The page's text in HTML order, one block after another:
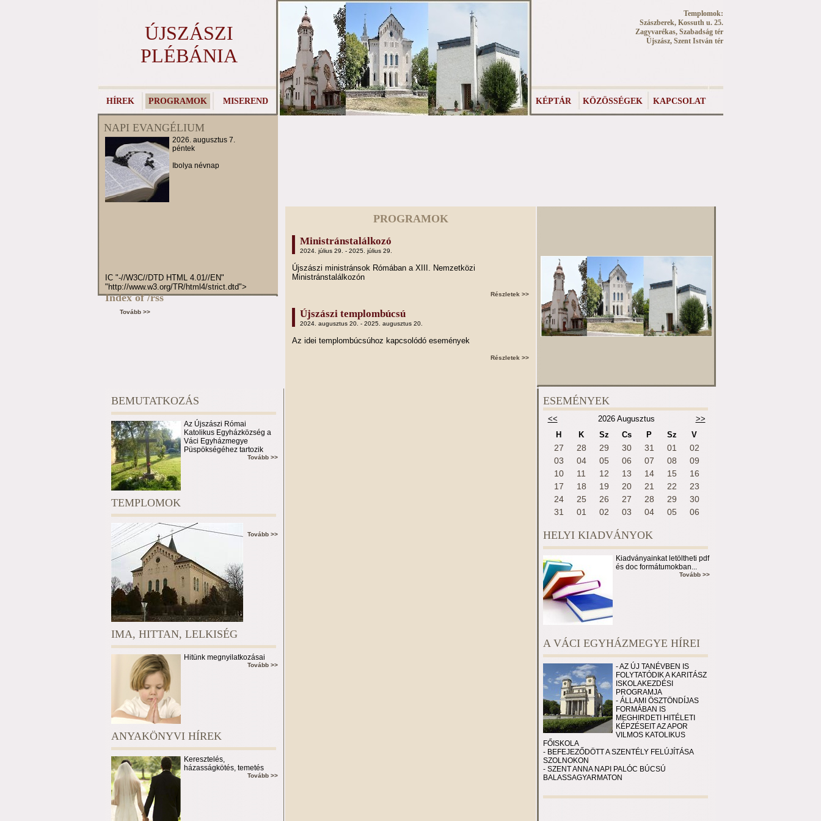
ÚJSZÁSZI
PLÉBÁNIA
Templomok:
Szászberek, Kossuth u. 25.
Zagyvarékas, Szabadság tér
Újszász, Szent István tér
HÍREK PROGRAMOK MISEREND KÉPTÁR KÖZÖSSÉGEK KAPCSOLAT
NAPI EVANGÉLIUM
2026. augusztus 7.
péntek
Ibolya névnap
IC "-//W3C//DTD HTML 4.01//EN"
"http://www.w3.org/TR/html4/strict.dtd">
Index of /rss
Tovább >>
PROGRAMOK
Ministránstalálkozó
2024. július 29. - 2025. július 29.
Újszászi ministránsok Rómában a XIII. Nemzetközi
Ministránstalálkozón
Részletek >>
Újszászi templombúcsú
2024. augusztus 20. - 2025. augusztus 20.
Az idei templombúcsúhoz kapcsolódó események
Részletek >>
BEMUTATKOZÁS
Az Újszászi Római
Katolikus Egyházközség a
Váci Egyházmegye
Püspökségéhez tartozik
Tovább >>
TEMPLOMOK
Tovább >>
IMA, HITTAN, LELKISÉG
Hitünk megnyilatkozásai
Tovább >>
ANYAKÖNYVI HÍREK
Keresztelés,
házasságkötés, temetés
Tovább >>
ESEMÉNYEK
<< 2026 Augusztus
>>
H
K Sz Cs P Sz V
27 28 29 30 31 01
02
03
04 05 06 07 08
09
10
11 12 13 14 15
16
17
18 19 20 21 22
23
24
25 26 27 28 29
30
31
01 02 03 04 05 06
HELYI KIADVÁNYOK
Kiadványainkat letöltheti pdf
és doc formátumokban...
Tovább >>
A VÁCI EGYHÁZMEGYE HÍREI
- AZ ÚJ TANÉVBEN IS
FOLYTATÓDIK A KARITÁSZ
ISKOLAKEZDÉSI
PROGRAMJA
- ÁLLAMI ÖSZTÖNDÍJAS
FORMÁBAN IS
MEGHIRDETI HITÉLETI
KÉPZÉSEIT AZ APOR
VILMOS KATOLIKUS
FŐISKOLA
- BEFEJEZŐDÖTT A SZENTÉLY FELÚJÍTÁSA
SZOLNOKON
- SZENT ANNA NAPI PALÓC BÚCSÚ
BALASSAGYARMATON